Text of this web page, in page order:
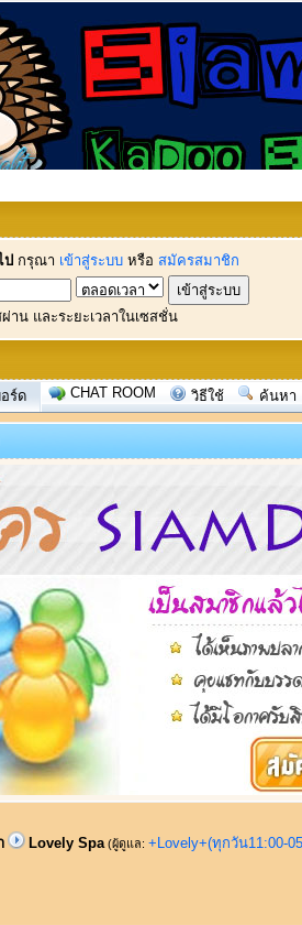
ป กรุณา เข้าสู่ระบบ หรือ สมัครสมาชิก
าน และระยะเวลาในเซสชั่น
อร์ด CHAT ROOM วิธีใช้ ค้นหา
Lovely Spa (ผู้ดูแล: +Lovely+(ทุกวัน11:00-